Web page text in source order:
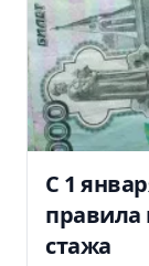
С 1
правила
стажа